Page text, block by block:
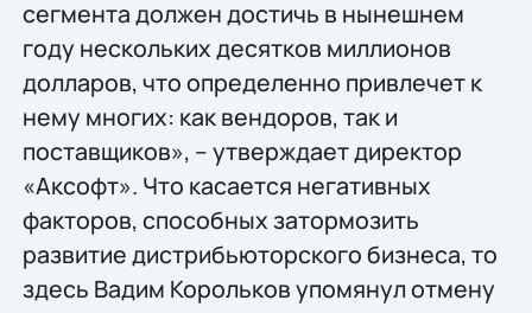
сегмента должен достичь в нынешнем
году нескольких десятков миллионов
долларов, что определенно привлечет к
нему многих: как вендоров, так и
поставщиков», – утверждает директор
«Аксофт». Что касается негативных
факторов, способных затормозить
развитие дистрибьюторского бизнеса, то
здесь Вадим Корольков упомянул отмену